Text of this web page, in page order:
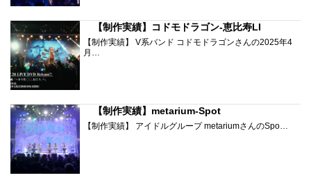
【制作実績】コドモドラゴン-恵比寿LI
【制作実績】 V系バンド コドモドラゴンさんの2025年4
月…
【制作実績】metarium-Spot
【制作実績】 アイドルグループ metariumさんのSpo…